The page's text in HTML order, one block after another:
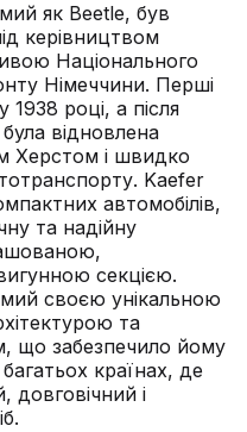
як Beetle, був
керівництвом
Національного
Німеччини. Перші
1938 році, а після
відновлена
Херстом і швидко
Kaefer
автомобілів,
та надійну
секцією.
своєю унікальною
та
що забезпечило йому
країнах, де
довговічний і